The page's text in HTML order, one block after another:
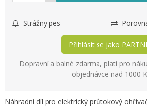
Strážny pes
Přihlásit se jako
Dopravní a balné zdarma, platí pro
objednávce nad 1000
Náhradní díl pro elektrický průtokový